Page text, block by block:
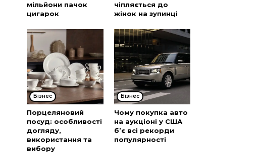
мільйони пачок
цигарок
чіпляється до
жінок на зупинці
Бізнес
Порцеляновий
посуд: особливості
догляду,
використання та
вибору
Бізнес
Чому покупка авто
на аукціоні у США
б’є всі рекорди
популярності